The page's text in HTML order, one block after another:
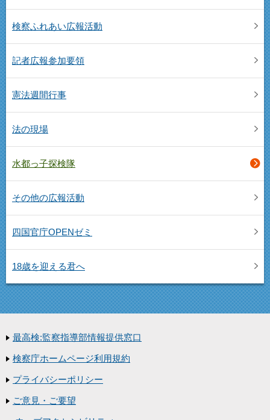
検察ふれあい広報活動
記者広報参加要領
憲法週間行事
法の現場
水都っ子探検隊
その他の広報活動
四国官庁OPENゼミ
18歳を迎える君へ
最高検:監察指導部情報提供窓口
検察庁ホームページ利用規約
プライバシーポリシー
ご意見・ご要望